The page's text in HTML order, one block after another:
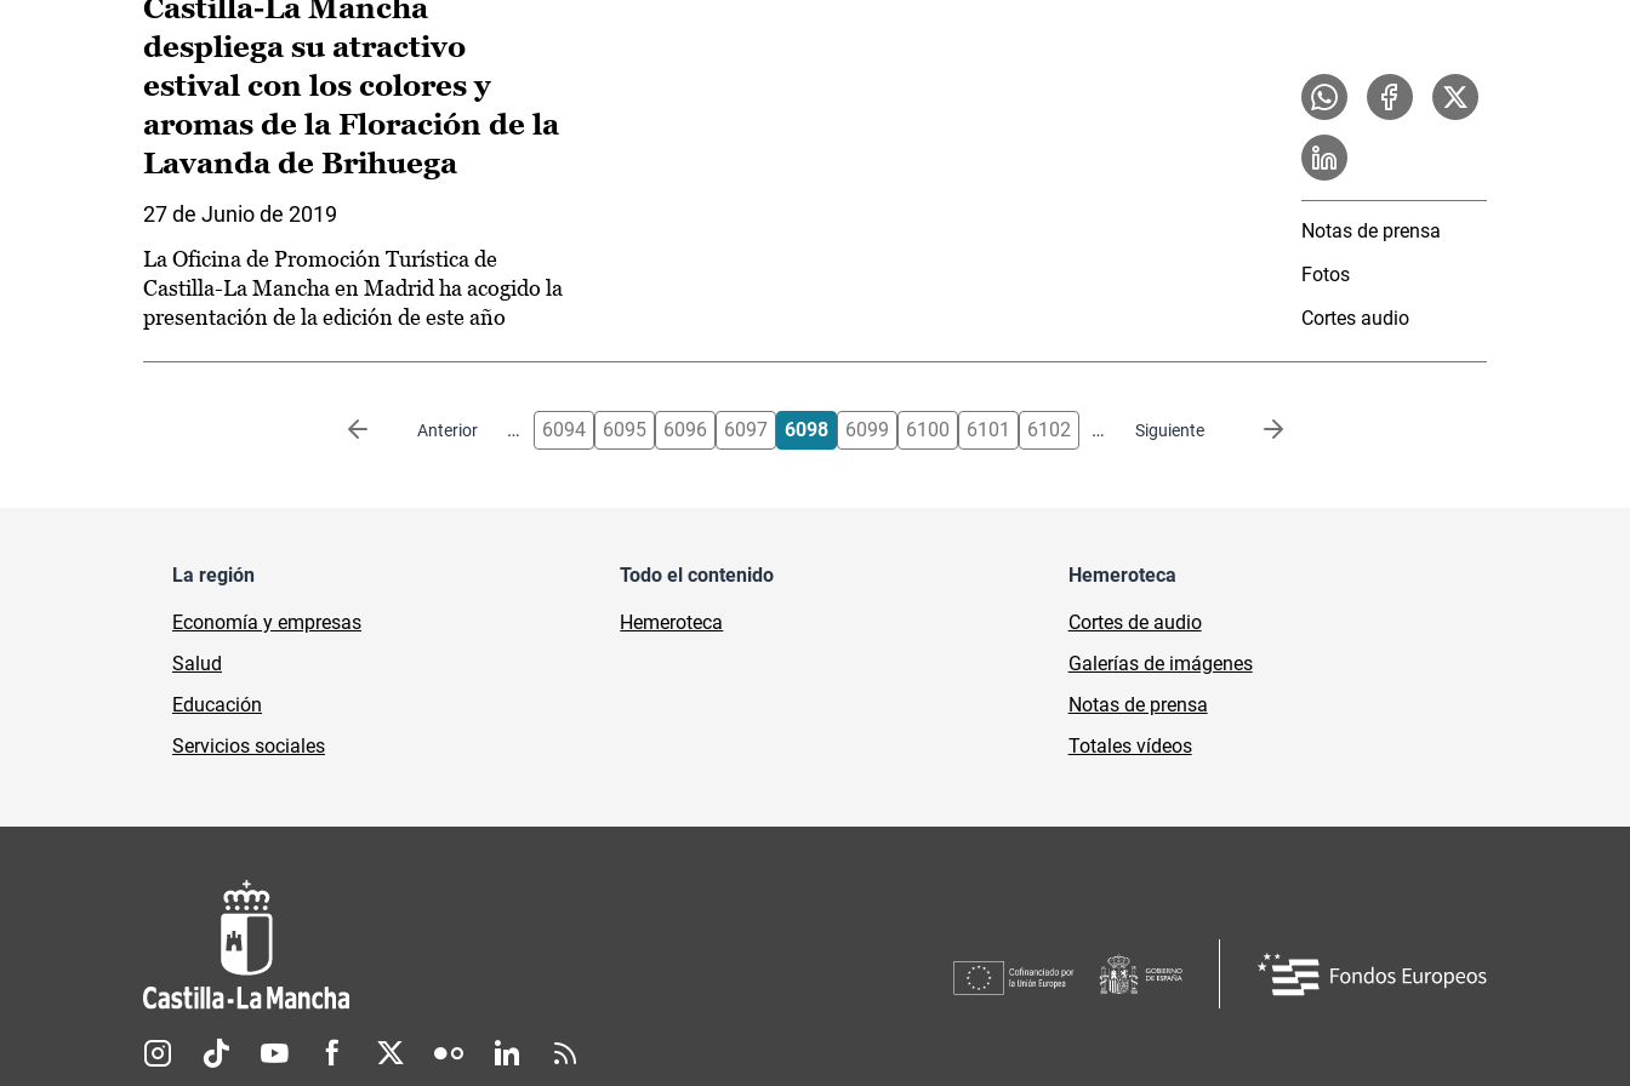
Castilla-La Mancha
despliega su atractivo
estival con los colores y
aromas de la Floración de la
Lavanda de Brihuega
27 de Junio de 2019
La Oficina de Promoción Turística de
Castilla-La Mancha en Madrid ha acogido la
presentación de la edición de este año
Notas de prensa
Fotos
Cortes audio
Anterior
Página anterior … 6094 6095 6096 6097 6098 6099 6100 6101 6102 … Siguiente
Siguiente página
La región
Economía y empresas
Salud
Educación
Servicios sociales
Todo el contenido
Hemeroteca
Hemeroteca
Cortes de audio
Galerías de imágenes
Notas de prensa
Totales vídeos
Redes sociales JCCM